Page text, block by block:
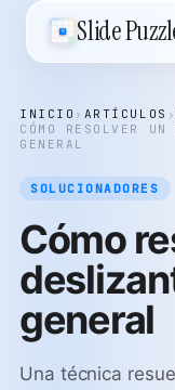
Slide
INICIO › ARTÍCULOS ›
CÓMO RESOLVER
GENERAL
SOLUCIONADORES
Cómo
general
Una técnica